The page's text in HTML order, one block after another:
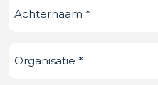
Achternaam (Vereist)
Organisatie(Vereist)